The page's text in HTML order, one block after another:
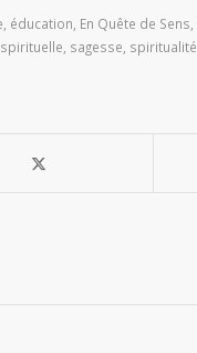
éducation En Quête de Sens
sagesse spiritualité